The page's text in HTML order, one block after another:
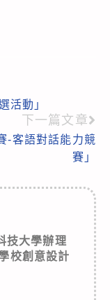
活動」
下一篇文章
-客語對話能力競
賽」
技大學辦理
校創意設計